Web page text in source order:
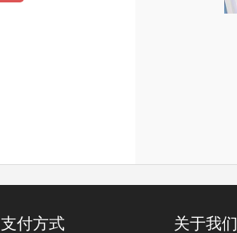
支付方式 关于我们